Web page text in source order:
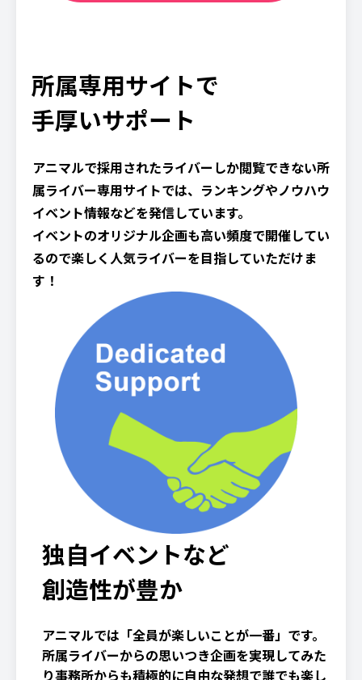
所属専用サイトで
手厚いサポート
アニマルで採用されたライバーしか閲覧できない所
属ライバー専用サイトでは、ランキングやノウハウ
イベント情報などを発信しています。
イベントのオリジナル企画も高い頻度で開催してい
るので楽しく人気ライバーを目指していただけま
す！
独自イベントなど
創造性が豊か
アニマルでは「全員が楽しいことが一番」です。
所属ライバーからの思いつき企画を実現してみた
り事務所からも積極的に自由な発想で誰でも楽し